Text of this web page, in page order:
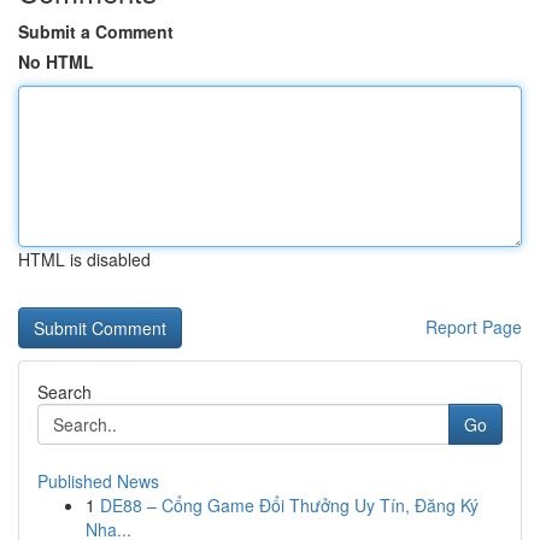
Submit a Comment
No HTML
HTML is disabled
Report Page
Search
Go
Published News
1 DE88 – Cổng Game Đổi Thưởng Uy Tín, Đăng Ký
Nha...